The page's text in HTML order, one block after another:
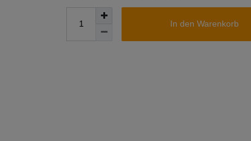
In den Warenkorb